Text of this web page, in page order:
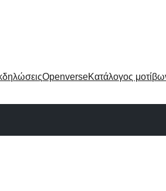
OpenverseΚατάλογος